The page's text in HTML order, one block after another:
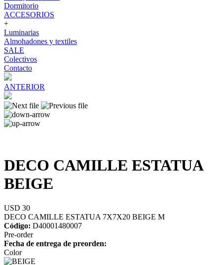
Dormitorio
ACCESORIOS
+
Luminarias
Almohadones y textiles
SALE
Colectivos
Contacto
ANTERIOR
DECO CAMILLE ESTATUA
BEIGE
USD 30
DECO CAMILLE ESTATUA 7X7X20 BEIGE M
Código: D40001480007
Pre-order
Fecha de entrega de preorden:
Color